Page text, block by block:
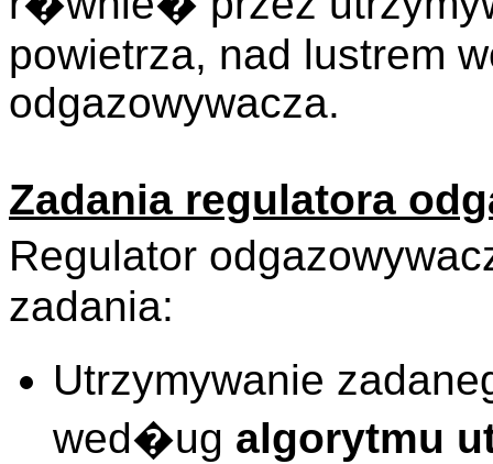
powietrza, nad lustrem
odgazowywacza.
Zadania regulatora
Regulator
zadania:
Utrzymywanie
wed�ug algorytmu